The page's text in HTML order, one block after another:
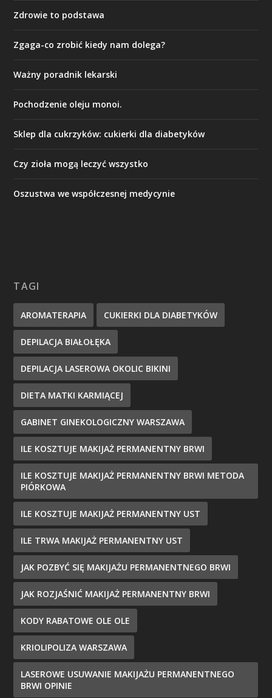
Zdrowie to podstawa
Zgaga-co zrobić kiedy nam dolega?
Ważny poradnik lekarski
Pochodzenie oleju monoi.
Sklep dla cukrzyków: cukierki dla diabetyków
Czy zioła mogą leczyć wszystko
Oszustwa we współczesnej medycynie
TAGI
AROMATERAPIA CUKIERKI DLA DIABETYKÓW
DEPILACJA BIAŁOŁĘKA
DEPILACJA LASEROWA OKOLIC BIKINI
DIETA MATKI KARMIĄCEJ
GABINET GINEKOLOGICZNY WARSZAWA
ILE KOSZTUJE MAKIJAŻ PERMANENTNY BRWI
ILE KOSZTUJE MAKIJAŻ PERMANENTNY BRWI METODA
PIÓRKOWA
ILE KOSZTUJE MAKIJAŻ PERMANENTNY UST
ILE TRWA MAKIJAŻ PERMANENTNY UST
JAK POZBYĆ SIĘ MAKIJAŻU PERMANENTNEGO BRWI
JAK ROZJAŚNIĆ MAKIJAŻ PERMANENTNY BRWI
KODY RABATOWE OLE OLE
KRIOLIPOLIZA WARSZAWA
LASEROWE USUWANIE MAKIJAŻU PERMANENTNEGO
BRWI OPINIE